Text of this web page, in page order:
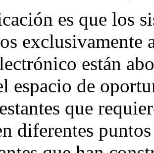
es que los
exclusivamente
están
espacio de
que
diferentes